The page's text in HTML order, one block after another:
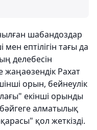
шабандоздар
мен ептілігін тағы да
делебесін
Рахат
орын, бейнеулік
екінші орынды
алматылық
қол жеткізді.